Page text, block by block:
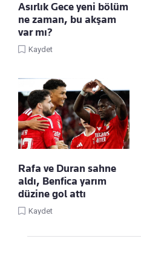
Asırlık Gece yeni bölüm
ne zaman, bu akşam
var mı?
Kaydet
Rafa ve Duran sahne
aldı, Benfica yarım
düzine gol attı
Kaydet